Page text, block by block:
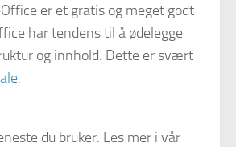
er et gratis og meget godt
har tendens til å ødelegge
og innhold. Dette er svært
.
du bruker. Les mer i vår